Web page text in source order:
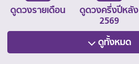
ดูดวงรายเดือน
ดูดวงครึ่งปีหลัง
2569
ดูทั้งหมด